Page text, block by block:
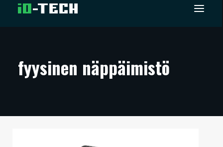
ARTIKKELIT
TECHBBS
fyysinen näppäimistö